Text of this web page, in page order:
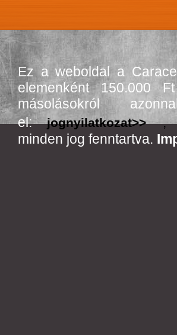
Ez a weboldal a
elemenként 150.000
másolásokról
el:jognyilatkozat>>
minden jog fenntartva.